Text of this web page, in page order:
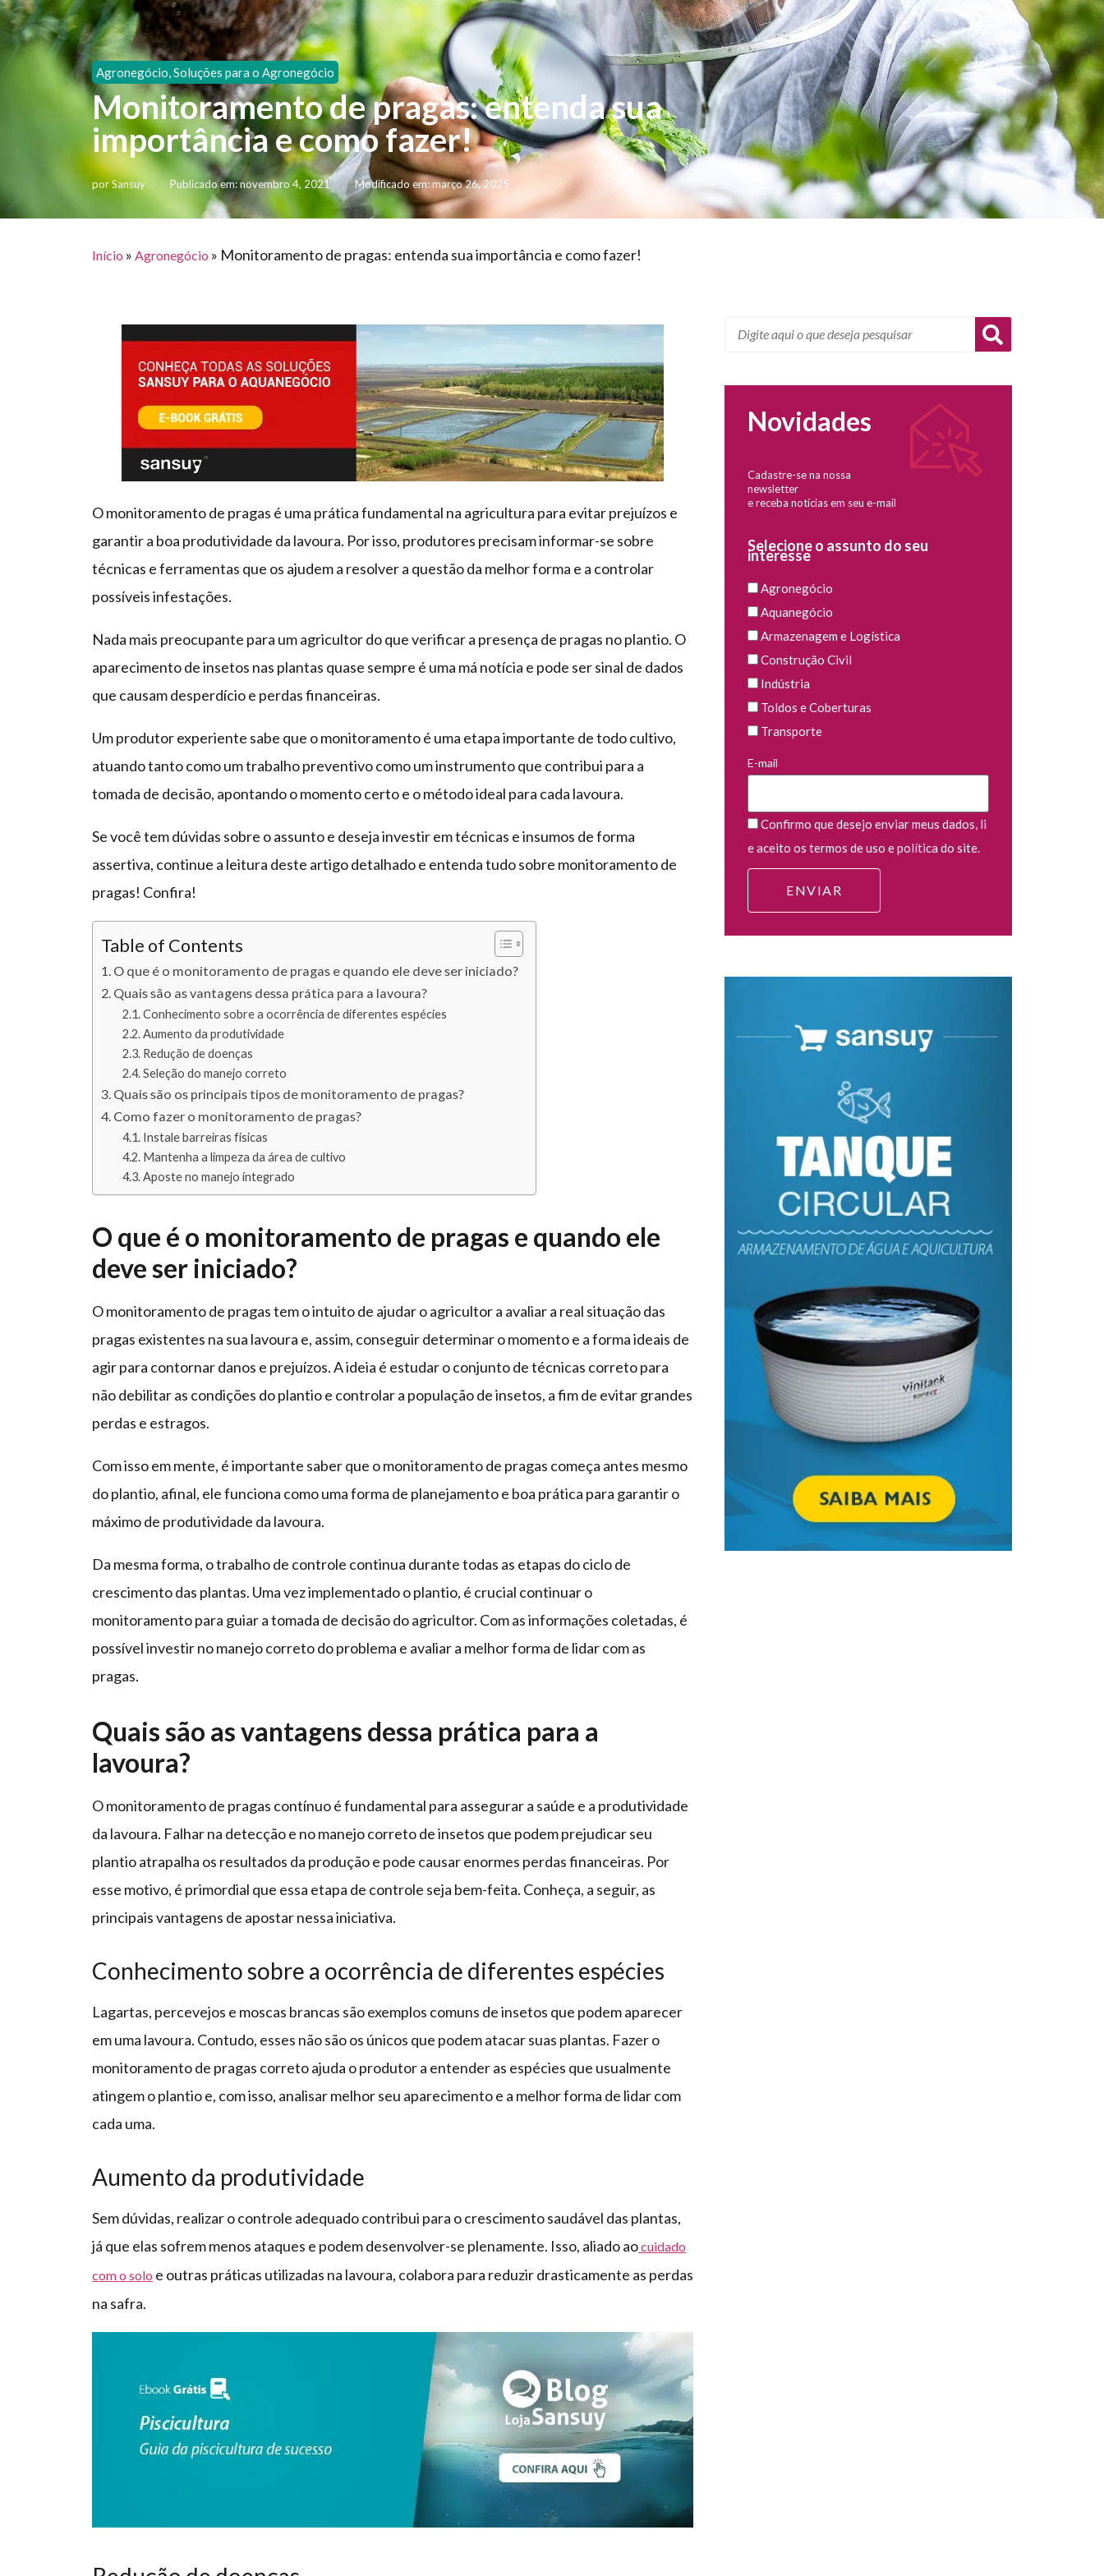
Agronegócio,Soluções para o Agronegócio
Monitoramento de pragas: entenda sua
importância e como fazer!
porSansuy Publicado em:novembro 4, 2021 Modificado em: março 26, 2025
Início » Agronegócio » Monitoramento de pragas: entenda sua importância e como fazer!
O monitoramento de pragas é uma prática fundamental na agricultura para evitar prejuízos e
garantir a boa produtividade da lavoura. Por isso, produtores precisam informar-se sobre
técnicas e ferramentas que os ajudem a resolver a questão da melhor forma e a controlar
possíveis infestações.
Nada mais preocupante para um agricultor do que verificar a presença de pragas no plantio. O
aparecimento de insetos nas plantas quase sempre é uma má notícia e pode ser sinal de dados
que causam desperdício e perdas financeiras.
Um produtor experiente sabe que o monitoramento é uma etapa importante de todo cultivo,
atuando tanto como um trabalho preventivo como um instrumento que contribui para a
tomada de decisão, apontando o momento certo e o método ideal para cada lavoura.
Se você tem dúvidas sobre o assunto e deseja investir em técnicas e insumos de forma
assertiva, continue a leitura deste artigo detalhado e entenda tudo sobre monitoramento de
pragas! Confira!
Table of Contents
O que é o monitoramento de pragas e quando ele deve ser iniciado?
Quais são as vantagens dessa prática para a lavoura?
Conhecimento sobre a ocorrência de diferentes espécies
Aumento da produtividade
Redução de doenças
Seleção do manejo correto
Quais são os principais tipos de monitoramento de pragas?
Como fazer o monitoramento de pragas?
Instale barreiras físicas
Mantenha a limpeza da área de cultivo
Aposte no manejo integrado
O que é o monitoramento de pragas e quando ele
deve ser iniciado?
O monitoramento de pragas tem o intuito de ajudar o agricultor a avaliar a real situação das
pragas existentes na sua lavoura e, assim, conseguir determinar o momento e a forma ideais de
agir para contornar danos e prejuízos. A ideia é estudar o conjunto de técnicas correto para
não debilitar as condições do plantio e controlar a população de insetos, a fim de evitar grandes
perdas e estragos.
Com isso em mente, é importante saber que o monitoramento de pragas começa antes mesmo
do plantio, afinal, ele funciona como uma forma de planejamento e boa prática para garantir o
máximo de produtividade da lavoura.
Da mesma forma, o trabalho de controle continua durante todas as etapas do ciclo de
crescimento das plantas. Uma vez implementado o plantio, é crucial continuar o
monitoramento para guiar a tomada de decisão do agricultor. Com as informações coletadas, é
possível investir no manejo correto do problema e avaliar a melhor forma de lidar com as
pragas.
Quais são as vantagens dessa prática para a
lavoura?
O monitoramento de pragas contínuo é fundamental para assegurar a saúde e a produtividade
da lavoura. Falhar na detecção e no manejo correto de insetos que podem prejudicar seu
plantio atrapalha os resultados da produção e pode causar enormes perdas financeiras. Por
esse motivo, é primordial que essa etapa de controle seja bem-feita. Conheça, a seguir, as
principais vantagens de apostar nessa iniciativa.
Conhecimento sobre a ocorrência de diferentes espécies
Lagartas, percevejos e moscas brancas são exemplos comuns de insetos que podem aparecer
em uma lavoura. Contudo, esses não são os únicos que podem atacar suas plantas. Fazer o
monitoramento de pragas correto ajuda o produtor a entender as espécies que usualmente
atingem o plantio e, com isso, analisar melhor seu aparecimento e a melhor forma de lidar com
cada uma.
Aumento da produtividade
Sem dúvidas, realizar o controle adequado contribui para o crescimento saudável das plantas,
já que elas sofrem menos ataques e podem desenvolver-se plenamente. Isso, aliado aocuidado
com o solo e outras práticas utilizadas na lavoura, colabora para reduzir drasticamente as perdas
na safra.
Novidades
Cadastre-se na nossa
newsletter
e receba notícias em seu e-mail
Selecione o assunto do seu
interesse
Agronegócio
Aquanegócio
Armazenagem e Logística
Construção Civil
Indústria
Toldos e Coberturas
Transporte
E-mail
Confirmo que desejo enviar meus dados, li
e aceito os termos de uso e política do site.